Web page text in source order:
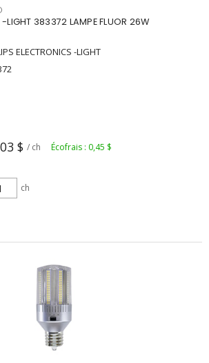
-LIGHT 383372 LAMPE FLUOR 26W
ELECTRONICS -LIGHT
$ / ch Écofrais : 0,45 $
ch